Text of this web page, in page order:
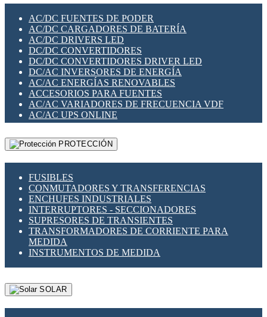
SWITCH Y MICROSWITCH
TARJETAS PI
UNIÓN Y DERIVACIÓN DE CABLE
PLACAS MODULARES IOT
SWITCHES Y REDES WIFI
SOLUCIONES IOT
SOLUCIONES LORAWAN
SOLUCIONES RED CELULAR
SEGURIDAD PARA REDES
SWITCHES LAN
TELEFONÍA IP (VOIP)
VIGILANCIA IP (CCTV)
MESHTASTIC
AC/DC FUENTES DE PODER
AC/DC CARGADORES DE BATERÍA
AC/DC DRIVERS LED
DC/DC CONVERTIDORES
DC/DC CONVERTIDORES DRIVER LED
DC/AC INVERSORES DE ENERGÍA
AC/AC ENERGÍAS RENOVABLES
ACCESORIOS PARA FUENTES
AC/AC VARIADORES DE FRECUENCIA VDF
AC/AC UPS ONLINE
PROTECCIÓN
FUSIBLES
CONMUTADORES Y TRANSFERENCIAS
ENCHUFES INDUSTRIALES
INTERRUPTORES - SECCIONADORES
SUPRESORES DE TRANSIENTES
TRANSFORMADORES DE CORRIENTE PARA
MEDIDA
INSTRUMENTOS DE MEDIDA
SOLAR